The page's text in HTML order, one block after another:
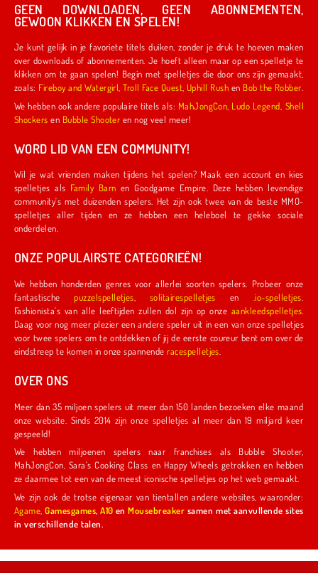
GEEN DOWNLOADEN, GEEN ABONNEMENTEN,
GEWOON KLIKKEN EN SPELEN!
Je kunt gelijk in je favoriete titels duiken, zonder je druk te hoeven maken
over downloads of abonnementen. Je hoeft alleen maar op een spelletje te
klikken om te gaan spelen! Begin met spelletjes die door ons zijn gemaakt,
zoals:
Fireboy and Watergirl ,Troll Face Quest Uphill Rush en Bob the Robber
We hebben ook andere populaire titels als: MahJongCon Ludo Legend Shell
Shockers en Bubble Shooter en nog veel meer!
WORD LID VAN EEN COMMUNITY!
Wil je wat vrienden maken tijdens het spelen? Maak een account en kies
spelletjes als
Family Barn en Goodgame Empire. Deze hebben levendige
community's met duizenden spelers. Het zijn ook twee van de beste MMO-
spelletjes aller tijden en ze hebben een heleboel te gekke sociale
onderdelen.
ONZE POPULAIRSTE CATEGORIEËN!
We hebben honderden genres voor allerlei soorten spelers. Probeer onze
fantastischepuzzelspelletjes solitairespelletjes en .io-spelletjes
Fashionista's van alle leeftijden zullen dol zijn op onze aankleedspelletjes
Daag voor nog meer plezier een andere speler uit in een van onze spelletjes
voor twee spelers om te ontdekken of jij de eerste coureur bent om over de
eindstreep te komen in onze spannenderacespelletjes
OVER ONS
Meer dan 35 miljoen spelers uit meer dan 150 landen bezoeken elke maand
onze website. Sinds 2014 zijn onze spelletjes al meer dan 19 miljard keer
gespeeld!
We hebben miljoenen spelers naar franchises als Bubble Shooter,
MahJongCon, Sara's Cooking Class en Happy Wheels getrokken en hebben
ze daarmee tot een van de meest iconische spelletjes op het web gemaakt.
We zijn ook de trotse eigenaar van tientallen andere websites, waaronder:
Agame ,Gamesgames,A10 enMousebreaker samen met aanvullende sites
in verschillende talen.